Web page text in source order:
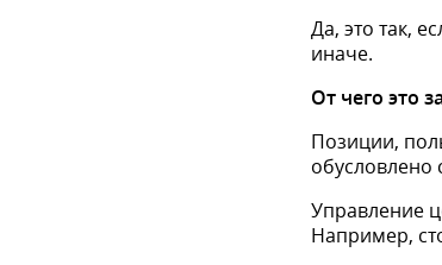
Да, это так,
иначе.
От чего это
Позиции,
обусловлено
Управление
Например,